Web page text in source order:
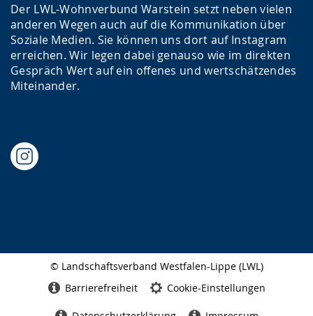
Der LWL-Wohnverbund Warstein setzt neben vielen
anderen Wegen auch auf die Kommunikation über
Soziale Medien. Sie können uns dort auf Instagram
erreichen. Wir legen dabei genauso wie im direkten
Gespräch Wert auf ein offenes und wertschätzendes
Miteinander.
© Landschaftsverband Westfalen-Lippe (LWL)
Barrierefreiheit Cookie-Einstellungen